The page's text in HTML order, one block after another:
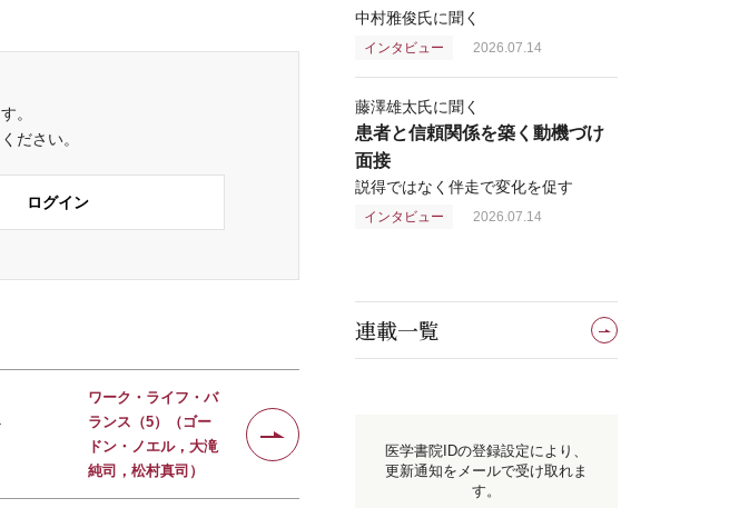
。
ださい。
ログイン
ワーク・ライフ・バ
ランス（5）（ゴー
ドン・ノエル，大滝
純司，松村真司）
中村雅俊氏に聞く
インタビュー 2026.07.14
藤澤雄太氏に聞く
患者と信頼関係を築く動機づけ
面接
説得ではなく伴走で変化を促す
インタビュー 2026.07.14
連載一覧
医学書院IDの登録設定により、
更新通知をメールで受け取れま
す。